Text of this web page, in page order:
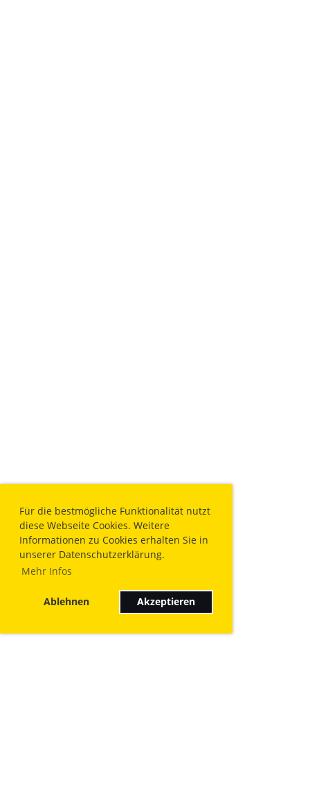
Für die bestmögliche Funktionalität nutzt
diese Webseite Cookies. Weitere
Informationen zu Cookies erhalten Sie in
unserer Datenschutzerklärung.
Mehr Infos
Ablehnen Akzeptieren